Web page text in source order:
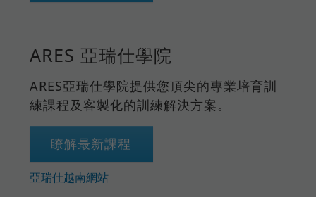
ARES 亞瑞仕學院
ARES亞瑞仕學院提供您頂尖的專業培育訓
練課程及客製化的訓練解決方案。
瞭解最新課程
亞瑞仕越南網站